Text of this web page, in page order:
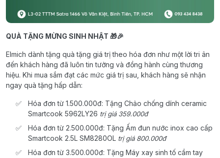
QUÀ TẶNG MỪNG SINH NHẬT 🎁🎉
Elmich dành tặng quà tặng giá trị theo hóa đơn như một lời tri ân
đến khách hàng đã luôn tin tưởng và đồng hành cùng thương
hiệu. Khi mua sắm đạt các mức giá trị sau, khách hàng sẽ nhận
ngay quà tặng hấp dẫn:
Hóa đơn từ 1.500.000đ: Tặng Chảo chống dính ceramic
Smartcook 5962LY26 trị giá 359.000đ
Hóa đơn từ 2.500.000đ: Tặng Ấm đun nước inox cao cấp
Smartcook 2.5L SM8280OL trị giá 800.000đ
Hóa đơn từ 3.500.000đ: Tặng Máy xay sinh tố cầm tay